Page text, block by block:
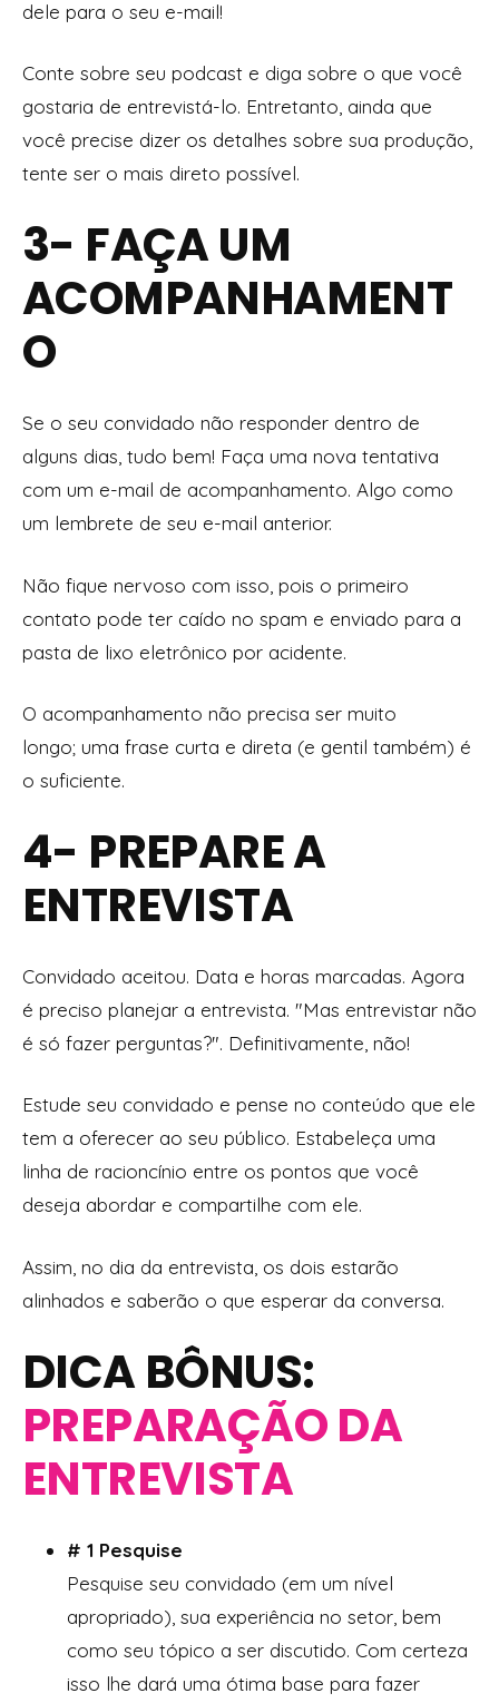
dele para o seu e-mail!
Conte sobre seu podcast e diga sobre o que você
gostaria de entrevistá-lo. Entretanto, ainda que
você precise dizer os detalhes sobre sua produção,
tente ser o mais direto possível.
3- FAÇA UM
ACOMPANHAMENT
O
Se o seu convidado não responder dentro de
alguns dias, tudo bem! Faça uma nova tentativa
com um e-mail de acompanhamento. Algo como
um lembrete de seu e-mail anterior.
Não fique nervoso com isso, pois o primeiro
contato pode ter caído no spam e enviado para a
pasta de lixo eletrônico por acidente.
O acompanhamento não precisa ser muito
longo; uma frase curta e direta (e gentil também) é
o suficiente.
4- PREPARE A
ENTREVISTA
Convidado aceitou. Data e horas marcadas. Agora
é preciso planejar a entrevista. "Mas entrevistar não
é só fazer perguntas?". Definitivamente, não!
Estude seu convidado e pense no conteúdo que ele
tem a oferecer ao seu público. Estabeleça uma
linha de racioncínio entre os pontos que você
deseja abordar e compartilhe com ele.
Assim, no dia da entrevista, os dois estarão
alinhados e saberão o que esperar da conversa.
DICA BÔNUS:
PREPARAÇÃO DA
ENTREVISTA
# 1 Pesquise
Pesquise seu convidado (em um nível
apropriado), sua experiência no setor, bem
como seu tópico a ser discutido. Com certeza
isso lhe dará uma ótima base para fazer